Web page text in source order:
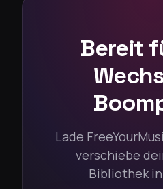
Bereit
Lade
verschiebe
Bibliothek